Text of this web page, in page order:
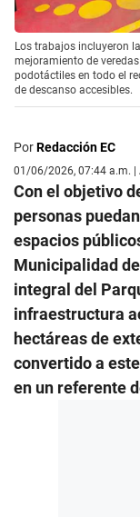
Los trabajos incluyeron
mejoramiento de
podotáctiles en todo el
de descanso accesibles.
PorRedacción EC
01/06/2026, 07:44 a.m.
Con el objetivo
personas
espacios
Municipalidad
integral del
infraestructura
hectáreas de
convertido a
en un referente